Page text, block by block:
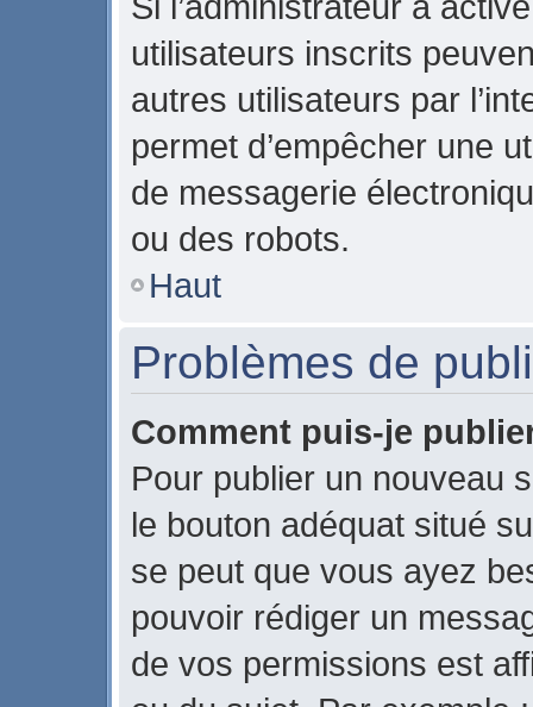
utilisateurs inscrits
autres utilisateurs par
permet d’empêcher une
de messagerie
ou des robots.
Haut
Problèmes de
Comment puis-je
Pour publier un nouveau
le bouton adéquat situé
se peut que vous ayez
pouvoir rédiger un
de vos permissions est